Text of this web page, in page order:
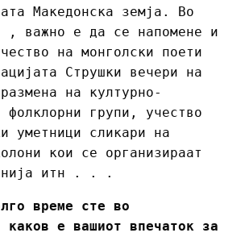
Македонска земја. Во
, важно е да се напомене и
на монголски поети
Струшки вечери на
на културно-
фолклорни групи, учество
уметници сликари на
кои се организираат
итн . . .
време сте во
каков е вашиот впечаток за